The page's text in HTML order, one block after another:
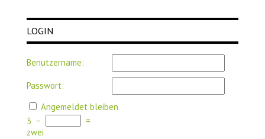
LOGIN
Benutzername:
Passwort:
Angemeldet bleiben
3 −
=
zwei